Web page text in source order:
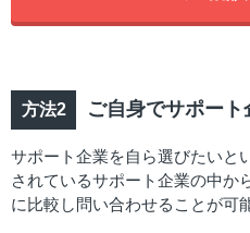
ご自身でサポート
サポート企業を自ら選びたいと
されているサポート企業の中か
に比較し問い合わせることが可